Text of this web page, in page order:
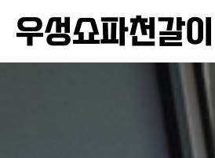
우성쇼파천갈이